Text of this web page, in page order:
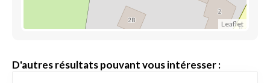
Leaflet
D'autres résultats pouvant vous intéresser :